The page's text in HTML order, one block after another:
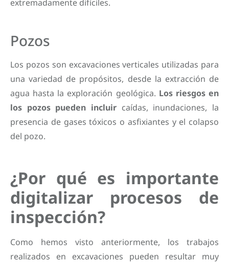
extremadamente difíciles.
Pozos
Los pozos son excavaciones verticales utilizadas para
una variedad de propósitos, desde la extracción de
agua hasta la exploración geológica. Los riesgos en
los pozos pueden incluir caídas, inundaciones, la
presencia de gases tóxicos o asfixiantes y el colapso
del pozo.
¿Por qué es importante
digitalizar procesos de
inspección?
Como hemos visto anteriormente, los trabajos
realizados en excavaciones pueden resultar muy